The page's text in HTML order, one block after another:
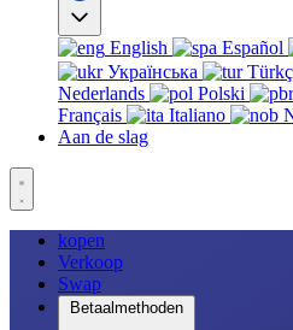
English Español
Українська
Nederlands
Polski
Français
Italiano
Aan de slag
kopen
Verkoop
Swap
Betaalmethoden